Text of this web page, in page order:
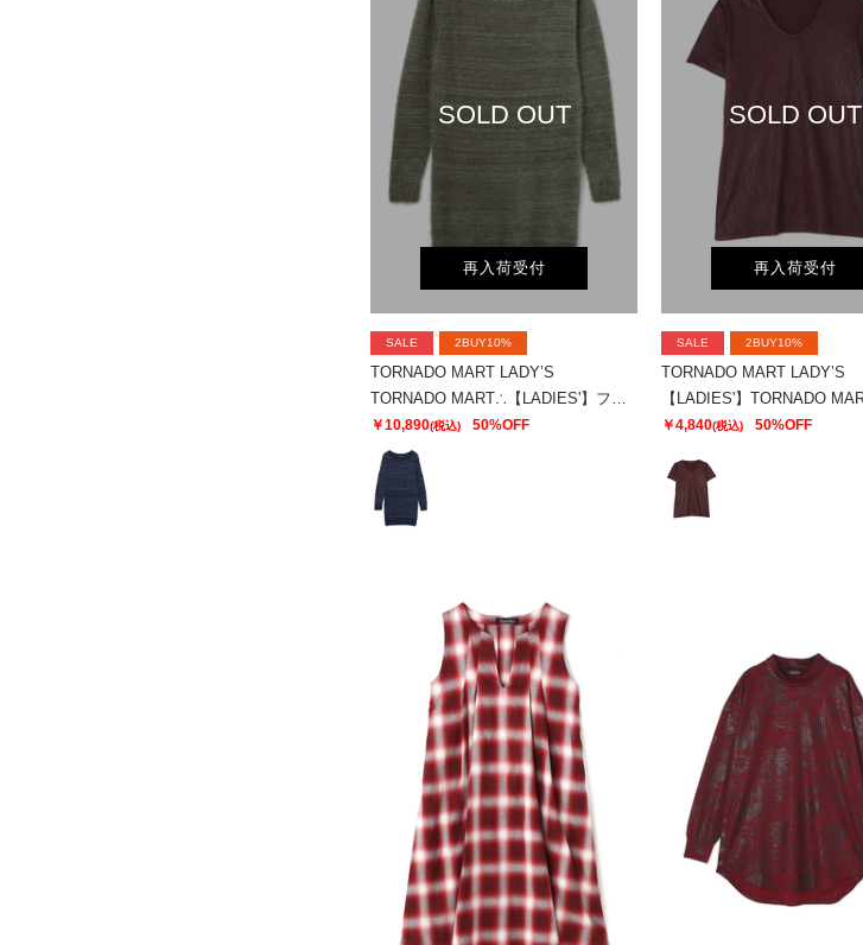
SOLD OUT
再入荷受付
SALE 2BUY10%
TORNADO MART LADY’S
￥10,890(税込) 50%OFF
SOLD OUT
再入荷受付
SALE 2BUY10%
TORNADO MART LADY’S
￥4,840(税込) 50%OFF